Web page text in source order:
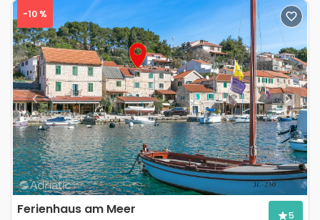
Previous Next
-10 %
Ferienhaus am Meer 5